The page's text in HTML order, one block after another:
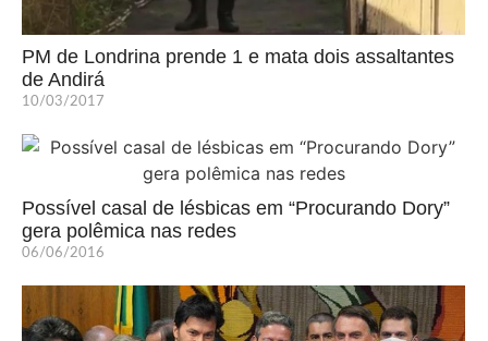
PM de Londrina prende 1 e mata dois assaltantes
de Andirá
10/03/2017
Possível casal de lésbicas em “Procurando Dory”
gera polêmica nas redes
06/06/2016